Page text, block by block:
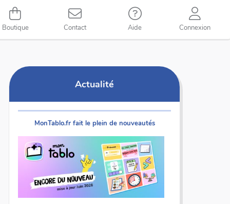
Boutique Contact Aide Connexion
Actualité
MonTablo.fr fait le plein de nouveautés